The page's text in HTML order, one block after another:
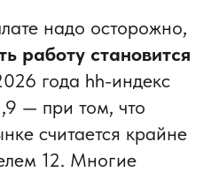
надо осторожно,
работу становится
года hh-индекс
— при том, что
считается крайне
12. Многие